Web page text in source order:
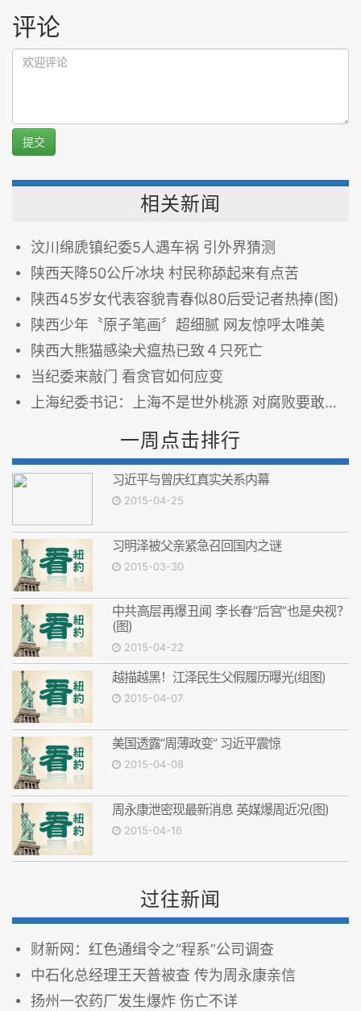
评论
提交
相关新闻
汶川绵虒镇纪委5人遇车祸 引外界猜测
陕西天降50公斤冰块 村民称舔起来有点苦
陕西45岁女代表容貌青春似80后受记者热捧(图)
陕西少年〝原子笔画〞超细腻 网友惊呼太唯美
陕西大熊猫感染犬瘟热已致４只死亡
当纪委来敲门 看贪官如何应变
上海纪委书记：上海不是世外桃源 对腐败要敢亮剑
一周点击排行
习近平与曾庆红真实关系内幕
2015-04-25
习明泽被父亲紧急召回国内之谜
2015-03-30
中共高层再爆丑闻 李长春“后宫”也是央视？
(图)
2015-04-22
越描越黑！江泽民生父假履历曝光(组图)
2015-04-07
美国透露“周薄政变” 习近平震惊
2015-04-08
周永康泄密现最新消息 英媒爆周近况(图)
2015-04-16
过往新闻
财新网：红色通缉令之“程系”公司调查
中石化总经理王天普被查 传为周永康亲信
扬州一农药厂发生爆炸 伤亡不详